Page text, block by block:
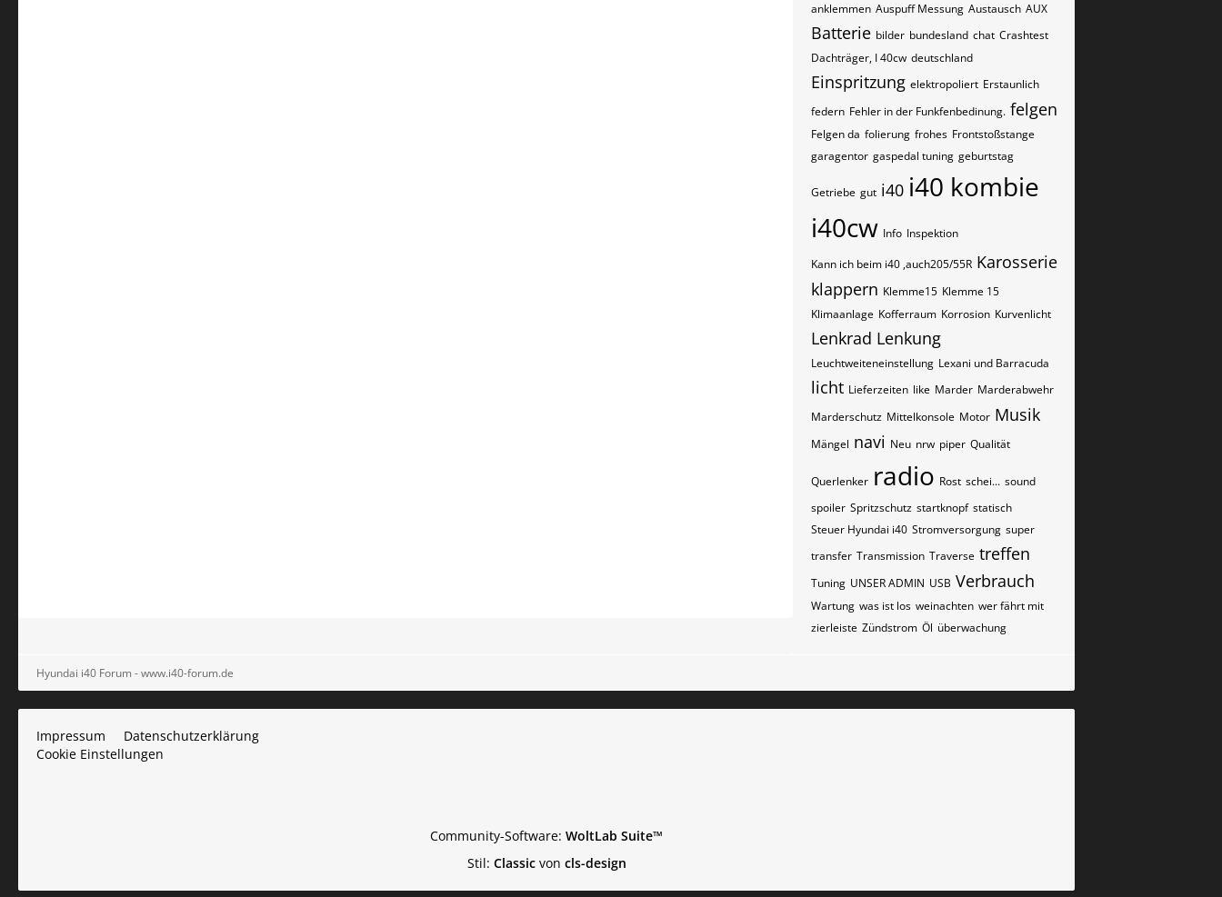
anklemmen Auspuff Messung Austausch AUX
Batterie bilder bundesland chat Crashtest
Dachträger, I 40cw deutschland
Einspritzung elektropoliert Erstaunlich
federn Fehler in der Funkfenbedinung. felgen
Felgen da folierung frohes Frontstoßstange
garagentor gaspedal tuning geburtstag
Getriebe gut i40 i40 kombie
i40cw Info Inspektion
Kann ich beim i40 ,auch205/55R Karosserie
klappern Klemme15 Klemme 15
Klimaanlage Kofferraum Korrosion Kurvenlicht
Lenkrad Lenkung
Leuchtweiteneinstellung Lexani und Barracuda
licht Lieferzeiten like Marder Marderabwehr
Marderschutz Mittelkonsole Motor Musik
Mängel navi Neu nrw piper Qualität
Querlenker radio Rost schei... sound
spoiler Spritzschutz startknopf statisch
Steuer Hyundai i40 Stromversorgung super
transfer Transmission Traverse treffen
Tuning UNSER ADMIN USB Verbrauch
Wartung was ist los weinachten wer fährt mit
zierleiste Zündstrom Öl überwachung
Hyundai i40 Forum - www.i40-forum.de
Impressum
Datenschutzerklärung
Cookie Einstellungen
Community-Software: WoltLab Suite™
Stil: Classicvon cls-design